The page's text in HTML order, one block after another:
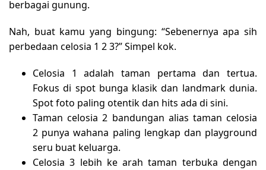
berbagai gunung.
Nah, buat kamu yang bingung: “Sebenernya apa sih
perbedaan celosia 1 2 3?” Simpel kok.
Celosia 1
adalah taman pertama dan tertua.
Fokus di spot bunga klasik dan landmark dunia.
Spot foto paling otentik dan hits ada di sini.
Taman celosia 2 bandungan alias taman celosia
2 punya wahana paling lengkap dan playground
seru buat keluarga.
Celosia 3 lebih ke arah taman terbuka dengan